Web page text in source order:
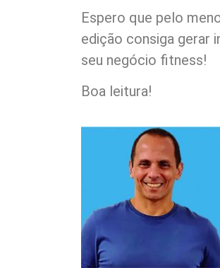
Espero que pelo
edição consiga gerar
seu negócio fitness!
Boa leitura!